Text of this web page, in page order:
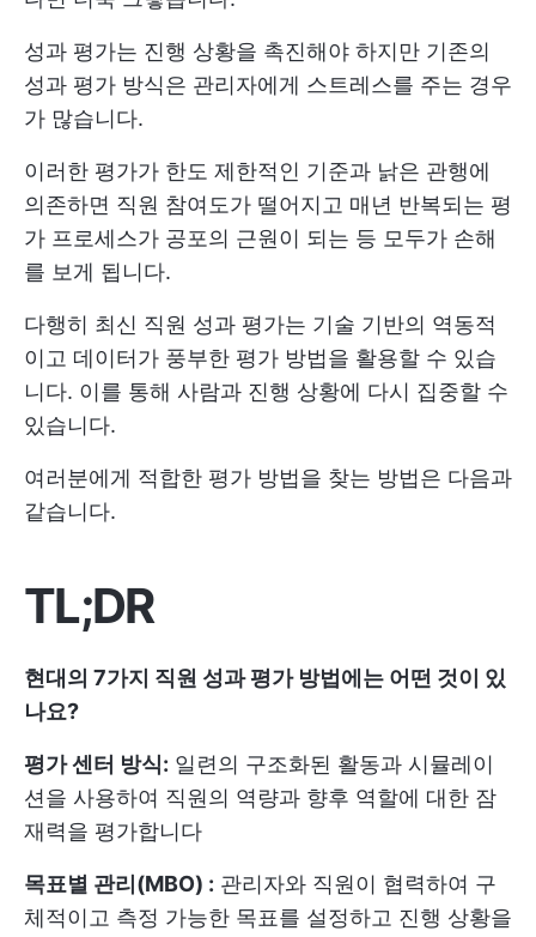
성과 평가는 진행 상황을 촉진해야 하지만 기존의
성과 평가 방식은 관리자에게 스트레스를 주는 경우
가 많습니다.
이러한 평가가 한도 제한적인 기준과 낡은 관행에
의존하면 직원 참여도가 떨어지고 매년 반복되는 평
가 프로세스가 공포의 근원이 되는 등 모두가 손해
를 보게 됩니다.
다행히 최신 직원 성과 평가는 기술 기반의 역동적
이고 데이터가 풍부한 평가 방법을 활용할 수 있습
니다. 이를 통해 사람과 진행 상황에 다시 집중할 수
있습니다.
여러분에게 적합한 평가 방법을 찾는 방법은 다음과
같습니다.
TL;DR
현대의 7가지 직원 성과 평가 방법에는 어떤 것이 있
나요?
평가 센터 방식: 일련의 구조화된 활동과 시뮬레이
션을 사용하여 직원의 역량과 향후 역할에 대한 잠
재력을 평가합니다
목표별 관리(MBO) : 관리자와 직원이 협력하여 구
체적이고 측정 가능한 목표를 설정하고 진행 상황을